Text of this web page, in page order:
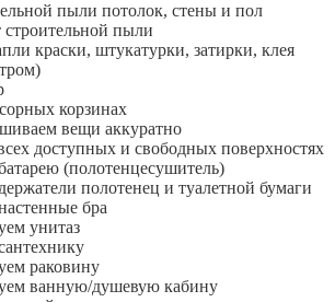
пыли потолок, стены и пол
строительной пыли
краски, штукатурки, затирки, клея
корзинах
вещи аккуратно
доступных и свободных поверхностях
(полотенцесушитель)
полотенец и туалетной бумаги
бра
унитаз
раковину
ванную/душевую кабину